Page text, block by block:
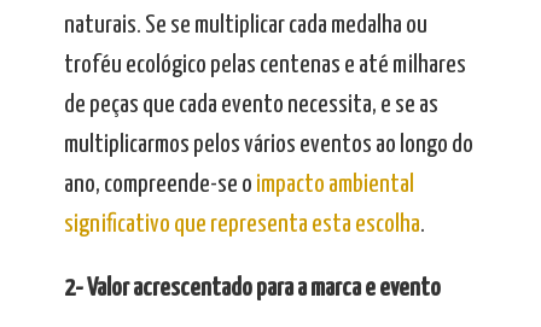
naturais. Se se multiplicar cada medalha ou
troféu ecológico pelas centenas e até milhares
de peças que cada evento necessita, e se as
multiplicarmos pelos vários eventos ao longo do
ano, compreende-se o impacto ambiental
significativo que representa esta escolha.
2- Valor acrescentado para a marca e evento